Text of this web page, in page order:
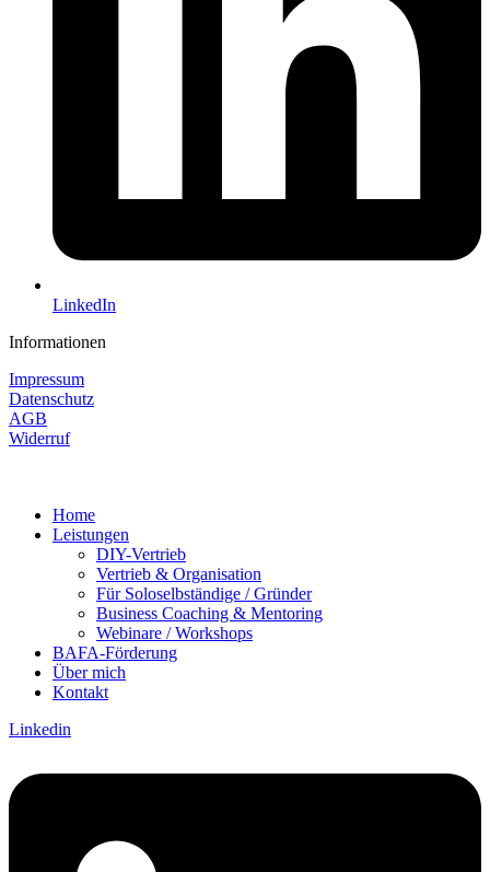
LinkedIn
Informationen
Impressum
Datenschutz
AGB
Widerruf
Home
Leistungen
DIY-Vertrieb
Vertrieb & Organisation
Für Soloselbständige / Gründer
Business Coaching & Mentoring
Webinare / Workshops
BAFA-Förderung
Über mich
Kontakt
Linkedin